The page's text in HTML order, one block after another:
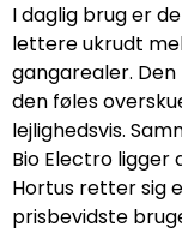
I daglig brug er
lettere ukrudt
gangarealer.
den føles
lejlighedsvis.
Bio Electro ligger
Hortus retter sig
prisbevidste